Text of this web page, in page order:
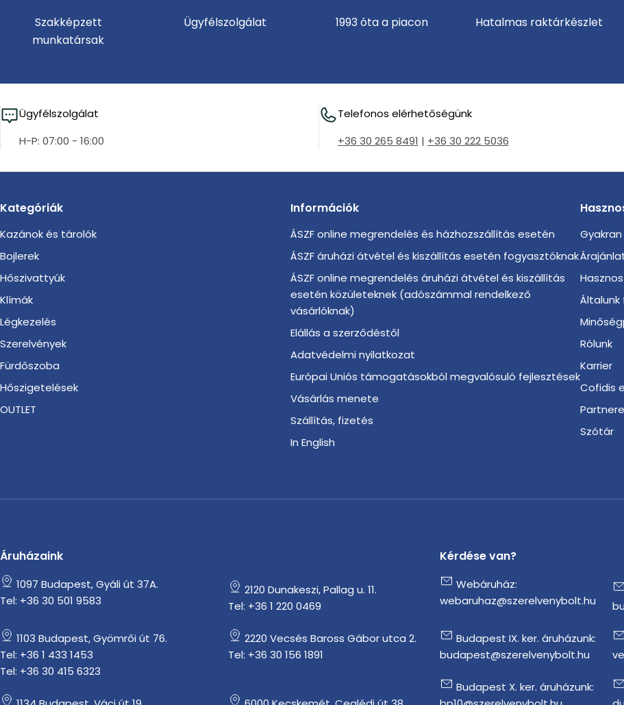
Szakképzett
munkatársak
Ügyfélszolgálat 1993 óta a piacon Hatalmas raktárkészlet
Ügyfélszolgálat
H-P: 07:00 - 16:00
Telefonos elérhetőségünk
+36 30 265 8491 | +36 30 222 5036
Kategóriák
Kazánok és tárolók
Bojlerek
Hőszivattyúk
Klímák
Légkezelés
Szerelvények
Fürdőszoba
Hőszigetelések
OUTLET
Információk
ÁSZF online megrendelés és házhozszállítás esetén
ÁSZF áruházi átvétel és kiszállítás esetén fogyasztóknak
ÁSZF online megrendelés áruházi átvétel és kiszállítás
esetén közületeknek (adószámmal rendelkező
vásárlóknak)
Elállás a szerződéstől
Adatvédelmi nyilatkozat
Európai Uniós támogatásokból megvalósuló fejlesztések
Vásárlás menete
Szállítás, fizetés
In English
Rólunk
Karrier
Cofidis
Szótár
Áruházaink
1097 Budapest, Gyáli út 37A.
Tel: +36 30 501 9583
1103 Budapest, Gyömrői út 76.
Tel: +36 1 433 1453
Tel: +36 30 415 6323
2120 Dunakeszi, Pallag u. 11.
Tel: +36 1 220 0469
2220 Vecsés Baross Gábor utca 2.
Tel: +36 30 156 1891
Kérdése van?
Webáruház:
webaruhaz@szerelvenybolt.hu
Budapest IX. ker. áruházunk:
budapest@szerelvenybolt.hu
Budapest X. ker. áruházunk: